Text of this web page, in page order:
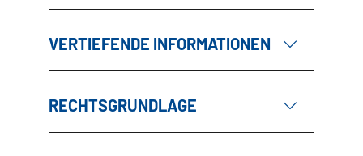
VERTIEFENDE INFORMATIONEN
RECHTSGRUNDLAGE